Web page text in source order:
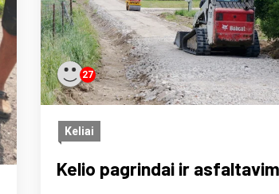
27
Keliai
Kelio pagrindai ir